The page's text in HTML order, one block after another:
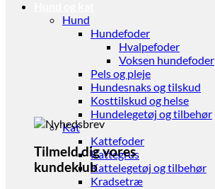
Hund
Hundefoder
Hvalpefoder
Voksen hundefoder
Pels og pleje
Hundesnaks og tilskud
Kosttilskud og helse
Hundelegetøj og tilbehør
Kat
Kattefoder
Kattegrus
Kattelegetøj og tilbehør
Kradsetræ
Tilmeld dig vores
kundeklub